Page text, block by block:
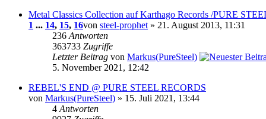
Metal Classics Collection auf Karthago Records /PURE
1 ... 14, 15, 16von steel-prophet » 21. August 2013, 11:31
236 Antworten
363733 Zugriffe
Letzter Beitrag von Markus(PureSteel)
5. November 2021, 12:42
REBEL'S END @ PURE STEEL RECORDS
von Markus(PureSteel) » 15. Juli 2021, 13:44
4 Antworten